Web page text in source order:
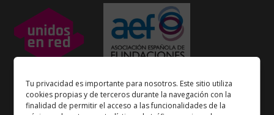
Tu privacidad es importante para nosotros. Este sitio utiliza
cookies propias y de terceros durante la navegación con la
finalidad de permitir el acceso a las funcionalidades de la
Unidos en Red
de laAsociación Española de Fundaciones